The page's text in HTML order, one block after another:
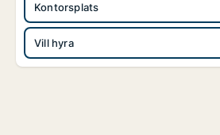
Kontorsplats
Vill hyra